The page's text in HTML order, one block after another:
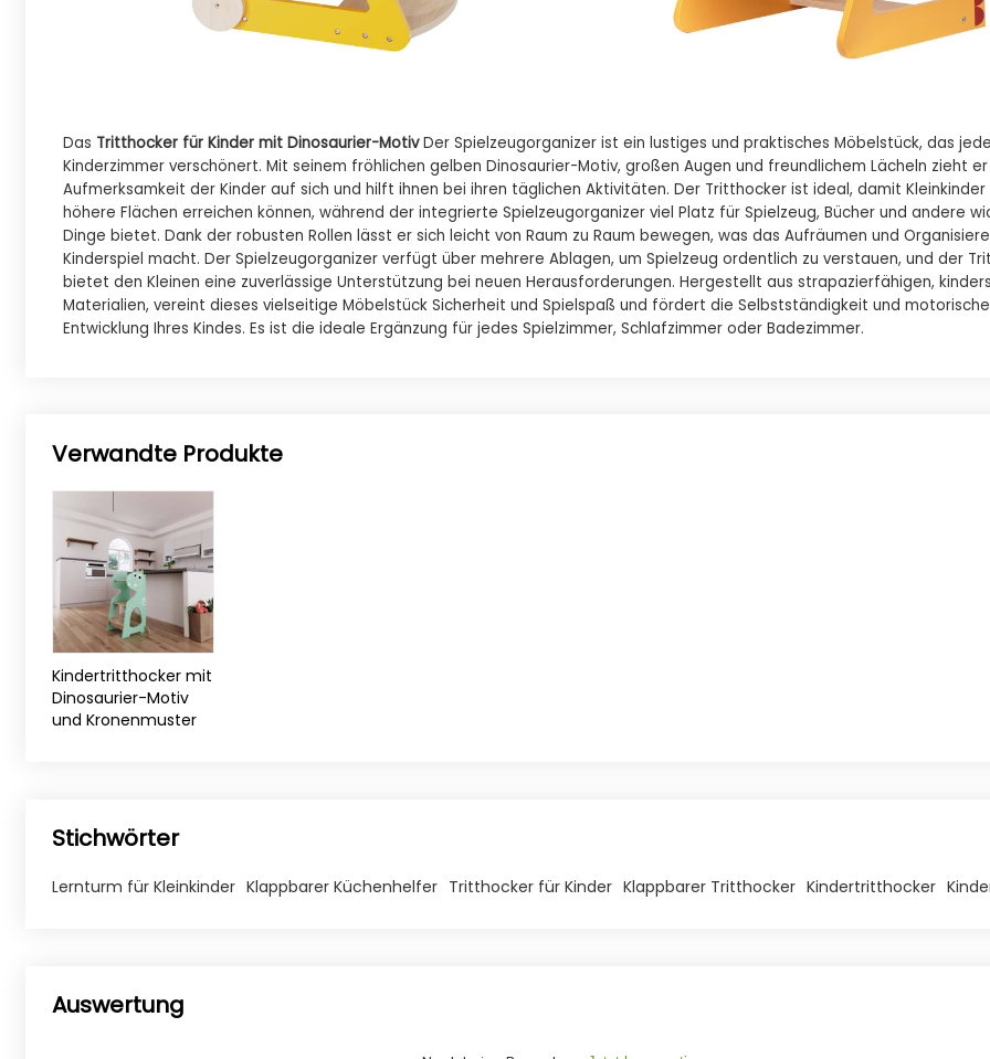
Das Tritthocker für Kinder mit Dinosaurier-MotivDer Spielzeugorganizer ist ein lustiges und praktisches Möbelstück, das
Kinderzimmer verschönert. Mit seinem fröhlichen gelben Dinosaurier-Motiv, großen Augen und freundlichem Lächeln zieht
Aufmerksamkeit der Kinder auf sich und hilft ihnen bei ihren täglichen Aktivitäten. Der Tritthocker ist ideal, damit Kleinkinder
höhere Flächen erreichen können, während der integrierte Spielzeugorganizer viel Platz für Spielzeug, Bücher und andere
Dinge bietet. Dank der robusten Rollen lässt er sich leicht von Raum zu Raum bewegen, was das Aufräumen und
Kinderspiel macht. Der Spielzeugorganizer verfügt über mehrere Ablagen, um Spielzeug ordentlich zu verstauen, und der
bietet den Kleinen eine zuverlässige Unterstützung bei neuen Herausforderungen. Hergestellt aus strapazierfähigen,
Materialien, vereint dieses vielseitige Möbelstück Sicherheit und Spielspaß und fördert die Selbstständigkeit und motorische
Entwicklung Ihres Kindes. Es ist die ideale Ergänzung für jedes Spielzimmer, Schlafzimmer oder Badezimmer.
Verwandte Produkte
Kindertritthocker mit
Dinosaurier-Motiv
und Kronenmuster
Stichwörter
Lernturm für Kleinkinder Klappbarer Küchenhelfer Tritthocker für Kinder Klappbarer Tritthocker Kindertritthocker
Auswertung